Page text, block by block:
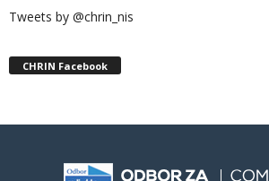
Tweets by @chrin_nis
CHRIN Facebook